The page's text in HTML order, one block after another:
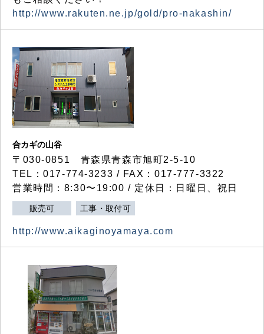
http://www.rakuten.ne.jp/gold/pro-nakashin/
合カギの山谷
〒030-0851 青森県青森市旭町2-5-10
TEL：017-774-3233 / FAX：017-777-3322
営業時間：8:30〜19:00 / 定休日：日曜日、祝日
販売可 工事・取付可
http://www.aikaginoyamaya.com